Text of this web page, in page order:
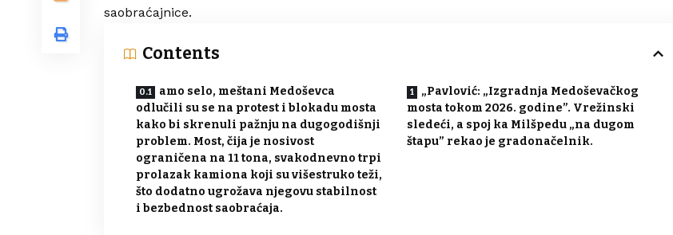
saobraćajnice.
Contents
amo selo, meštani Medoševca
odlučili su se na protest i blokadu mosta
kako bi skrenuli pažnju na dugogodišnji
problem. Most, čija je nosivost
ograničena na 11 tona, svakodnevno trpi
prolazak kamiona koji su višestruko teži,
što dodatno ugrožava njegovu stabilnost
i bezbednost saobraćaja.
„Pavlović: „Izgradnja Medoševačkog
mosta tokom 2026. godine”. Vrežinski
sledeći, a spoj ka Milšpedu „na dugom
štapu” rekao je gradonačelnik.